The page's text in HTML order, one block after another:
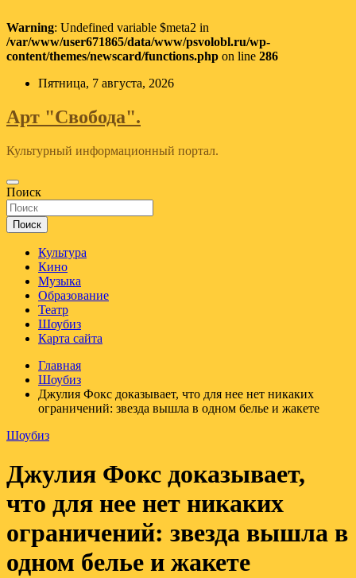
Warning: Undefined variable $meta2 in
/var/www/user671865/data/www/psvolobl.ru/wp-
content/themes/newscard/functions.php on line 286
Перейти
содержимому
Пятница, 7 августа, 2026
Арт "Свобода".
Культурный информационный портал.
Поиск
Поиск
Культура
Кино
Музыка
Образование
Театр
Шоубиз
Карта сайта
Главная
Шоубиз
Джулия Фокс доказывает, что для нее нет никаких
ограничений: звезда вышла в одном белье и жакете
Шоубиз
Джулия Фокс доказывает,
что для нее нет никаких
ограничений: звезда вышла в
одном белье и жакете